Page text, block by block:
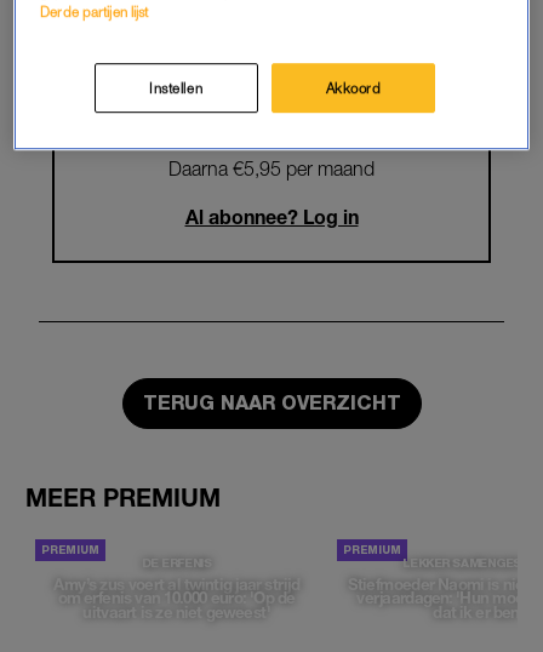
START GRATIS MAAND
Daarna €5,95 per maand
Al abonnee? Log in
TERUG NAAR OVERZICHT
MEER PREMIUM
DE ERFENIS
Amy’s zus voert al twintig jaar strijd
om erfenis van 10.000 euro: 'Op de
uitvaart is ze niet geweest'
LEKKER
Stiefmoeder Naomi is niet
verjaardagen: 'Hun
dat ik er ben'
Derde partijen lijst
Instellen Akkoord